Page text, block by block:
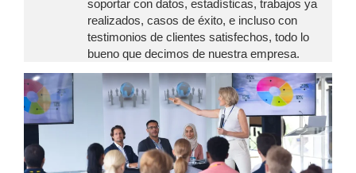
soportar con datos, estadísticas, trabajos ya
realizados, casos de éxito, e incluso con
testimonios de clientes satisfechos, todo lo
bueno que decimos de nuestra empresa.